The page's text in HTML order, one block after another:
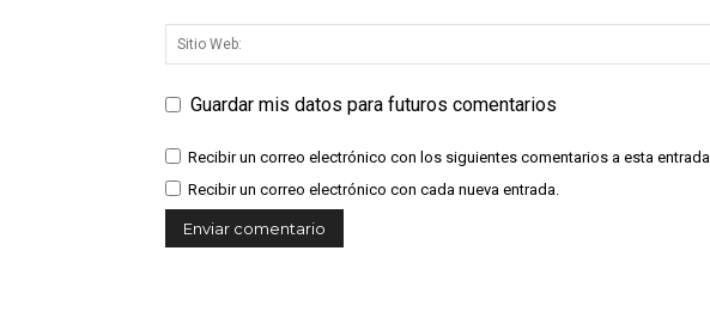
Guardar mis datos para futuros comentarios
Recibir un correo electrónico con los siguientes comentarios a esta entrada.
Recibir un correo electrónico con cada nueva entrada.